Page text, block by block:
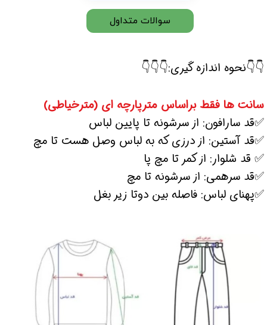
👇👇نحوه اندازه گیری:👇👇👇
سانت ها فقط براساس مترپارچه ای (مترخیاطی)
✅قد سارافون: از سرشونه تا پایین لباس
✅قد آستین: از درزی که به لباس وصل هست تا مچ
✅ قد شلوار: از کمر تا مچ پا
✅قد سرهمی: از سرشونه تا مچ
✅پهنای لباس: فاصله بین دوتا زیر بغل
سوالات متداول